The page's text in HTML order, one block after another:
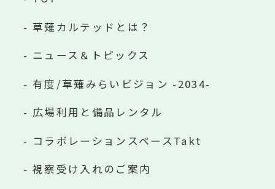
草薙カルテッドとは？
ニュース＆トピックス
有度/草薙みらいビジョン -2034-
広場利用と備品レンタル
コラボレーションスペースTakt
視察受け入れのご案内